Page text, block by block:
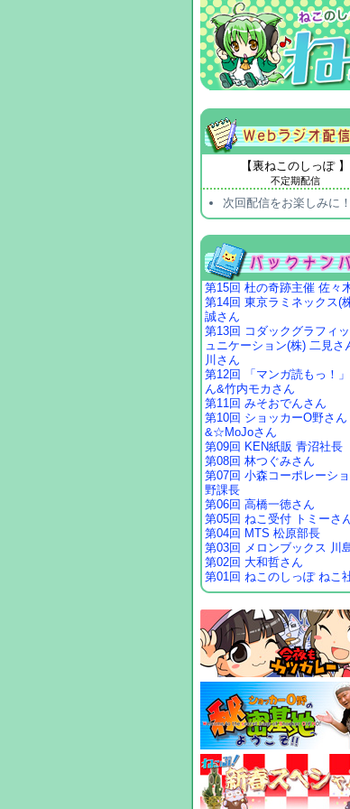
【裏ねこのしっぽ 】
不定期配信
次回配信をお楽しみに！
第15回 杜の奇跡主催 佐々
第14回 東京ラミネックス(
誠さん
第13回 コダックグラフィッ
ュニケーション(株) 二見さ
川さん
第12回 「マンガ読もっ！
ん&竹内モカさん
第11回 みそおでんさん
第10回 ショッカーO野さん
&☆MoJoさん
第09回 KEN紙販 青沼社長
第08回 林つぐみさん
第07回 小森コーポレーシ
野課長
第06回 高橋一徳さん
第05回 ねこ受付 トミーさ
第04回 MTS 松原部長
第03回 メロンブックス 川
第02回 大和哲さん
第01回 ねこのしっぽ ねこ